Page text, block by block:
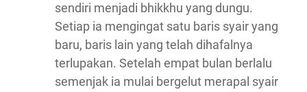
sendiri menjadi bhikkhu yang dungu.
Setiap ia mengingat satu baris syair yang
baru, baris lain yang telah dihafalnya
terlupakan. Setelah empat bulan berlalu
semenjak ia mulai bergelut merapal syair